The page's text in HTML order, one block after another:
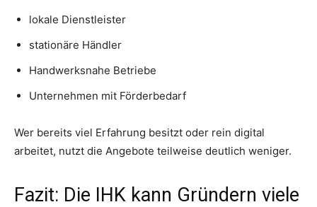
lokale Dienstleister
stationäre Händler
Handwerksnahe Betriebe
Unternehmen mit Förderbedarf
Wer bereits viel Erfahrung besitzt oder rein digital
arbeitet, nutzt die Angebote teilweise deutlich weniger.
Fazit: Die IHK kann Gründern viele